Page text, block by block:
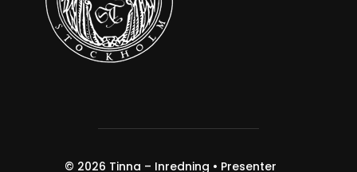
© 2026 Tinna – Inredning • Presenter